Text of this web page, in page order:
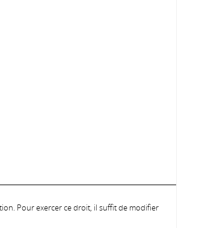
Pour exercer ce droit, il suffit de modifier